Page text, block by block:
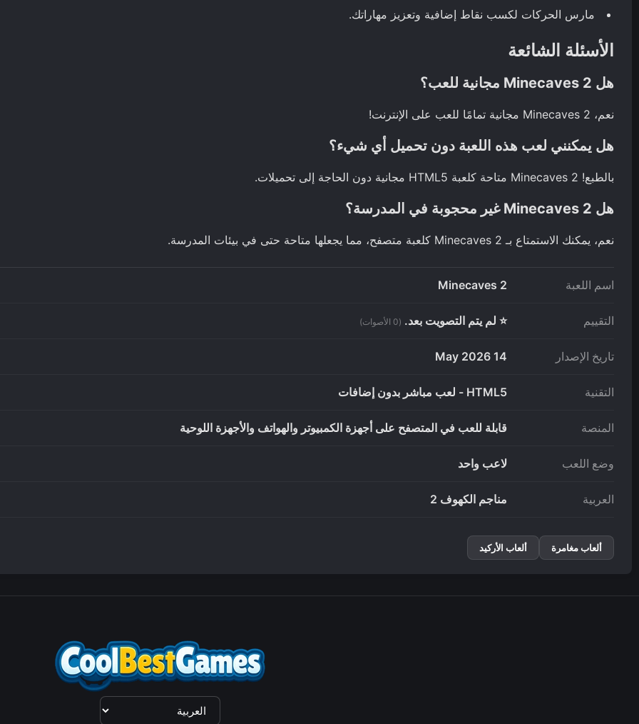
مارس الحركات لكسب نقاط إضافية وتعزيز مهاراتك.
الأسئلة الشائعة
هل Minecaves 2 مجانية للعب؟
نعم، Minecaves 2 مجانية تمامًا للعب على الإنترنت!
هل يمكنني لعب هذه اللعبة دون تحميل أي شيء؟
بالطبع! Minecaves 2 متاحة كلعبة HTML5 مجانية دون الحاجة إلى تحميلات.
هل Minecaves 2 غير محجوبة في المدرسة؟
نعم، يمكنك الاستمتاع بـ Minecaves 2 كلعبة متصفح، مما يجعلها متاحة حتى في بيئات المدرسة.
اسم اللعبة Minecaves 2
التقييم ⭐ لم يتم التصويت بعد. (0 الأصوات)
تاريخ الإصدار 14 May 2026
التقنية HTML5 - لعب مباشر بدون إضافات
المنصة قابلة للعب في المتصفح على أجهزة الكمبيوتر والهواتف والأجهزة اللوحية
وضع اللعب لاعب واحد
العربية مناجم الكهوف 2
ألعاب مغامرة ألعاب الأركيد
اختيار
اللغة